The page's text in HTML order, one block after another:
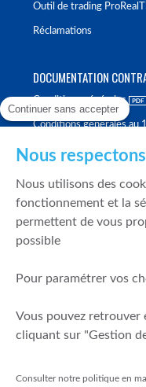
Outil de trading
Réclamations
DOCUMENTATION
Conditions générales
Conditions générales
Politique de meilleure
Politique de durabilité
Fonds de garantie des
Mentions légales
Prévention de la fraude
Continuer sans accepter
Nous
Nous utilisons des
fonctionnement et la
permettent de vous
possible
Pour paramétrer vos
Vous pouvez retrouver
cliquant sur "Gestion
Consulter notre politique en